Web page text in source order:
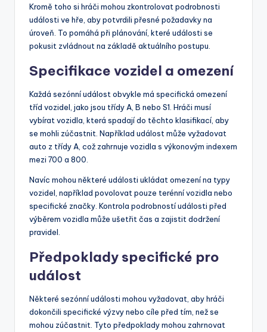
Kromě toho si hráči mohou zkontrolovat podrobnosti
události ve hře, aby potvrdili přesné požadavky na
úroveň. To pomáhá při plánování, které události se
pokusit zvládnout na základě aktuálního postupu.
Specifikace vozidel a omezení
Každá sezónní událost obvykle má specifická omezení
tříd vozidel, jako jsou třídy A, B nebo S1. Hráči musí
vybírat vozidla, která spadají do těchto klasifikací, aby
se mohli zúčastnit. Například událost může vyžadovat
auto z třídy A, což zahrnuje vozidla s výkonovým indexem
mezi 700 a 800.
Navíc mohou některé události ukládat omezení na typy
vozidel, například povolovat pouze terénní vozidla nebo
specifické značky. Kontrola podrobností události před
výběrem vozidla může ušetřit čas a zajistit dodržení
pravidel.
Předpoklady specifické pro
událost
Některé sezónní události mohou vyžadovat, aby hráči
dokončili specifické výzvy nebo cíle před tím, než se
mohou zúčastnit. Tyto předpoklady mohou zahrnovat